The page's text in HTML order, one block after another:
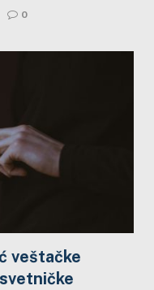
0
veštačke